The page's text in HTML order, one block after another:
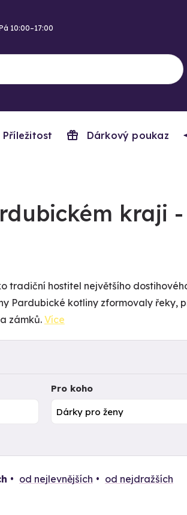
10:00–17:00
Příležitost Dárkový poukaz
kraji
tradiční hostitel největšího
Pardubické kotliny zformovaly řeky,
zámků.Více
Pro koho
od nejlevnějších od nejdražších